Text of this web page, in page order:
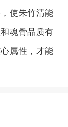
使朱竹清能
魂骨品质有
属性，才能